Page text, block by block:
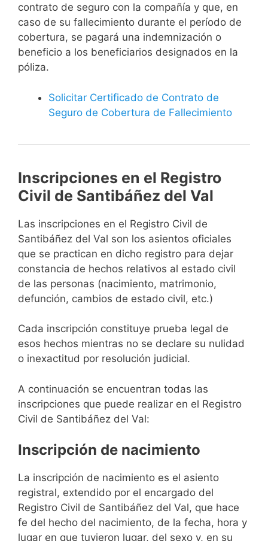
contrato de seguro con la compañía y que, en
caso de su fallecimiento durante el período de
cobertura, se pagará una indemnización o
beneficio a los beneficiarios designados en la
póliza.
Solicitar Certificado de Contrato de
Seguro de Cobertura de Fallecimiento
Inscripciones en el Registro
Civil de Santibáñez del Val
Las inscripciones en el Registro Civil de
Santibáñez del Val son los asientos oficiales
que se practican en dicho registro para dejar
constancia de hechos relativos al estado civil
de las personas (nacimiento, matrimonio,
defunción, cambios de estado civil, etc.)
Cada inscripción constituye prueba legal de
esos hechos mientras no se declare su nulidad
o inexactitud por resolución judicial.
A continuación se encuentran todas las
inscripciones que puede realizar en el Registro
Civil de Santibáñez del Val:
Inscripción de nacimiento
La inscripción de nacimiento es el asiento
registral, extendido por el encargado del
Registro Civil de Santibáñez del Val, que hace
fe del hecho del nacimiento, de la fecha, hora y
lugar en que tuvieron lugar, del sexo y, en su